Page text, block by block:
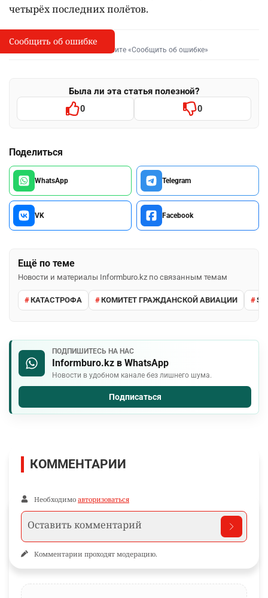
четырёх последних полётов.
I
Сообщить об опечатке
Выделите фрагмент и нажмите «Сообщить об ошибке»
Была ли эта статья полезной?
0 0
Поделиться
WhatsApp Telegram
VK Facebook
Ещё по теме
Новости и материалы Informburo.kz по связанным темам
КАТАСТРОФА КОМИТЕТ ГРАЖДАНСКОЙ АВИАЦИИ
ПОДПИШИТЕСЬ НА НАС
Informburo.kz в WhatsApp
Новости в удобном канале без лишнего шума.
Подписаться
Сообщить об ошибке
КОММЕНТАРИИ
Необходимо авторизоваться
Комментарии проходят модерацию.